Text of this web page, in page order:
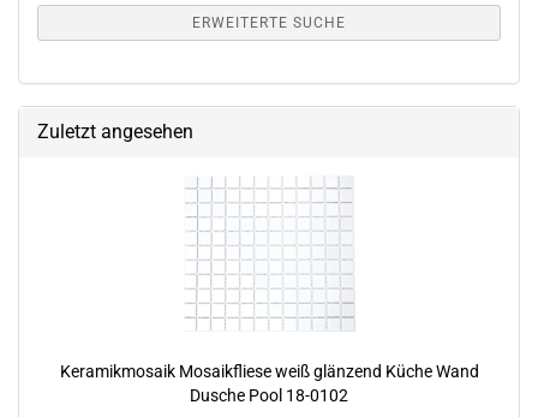
ERWEITERTE SUCHE
Zuletzt angesehen
Keramikmosaik Mosaikfliese weiß glänzend Küche Wand
Dusche Pool 18-0102